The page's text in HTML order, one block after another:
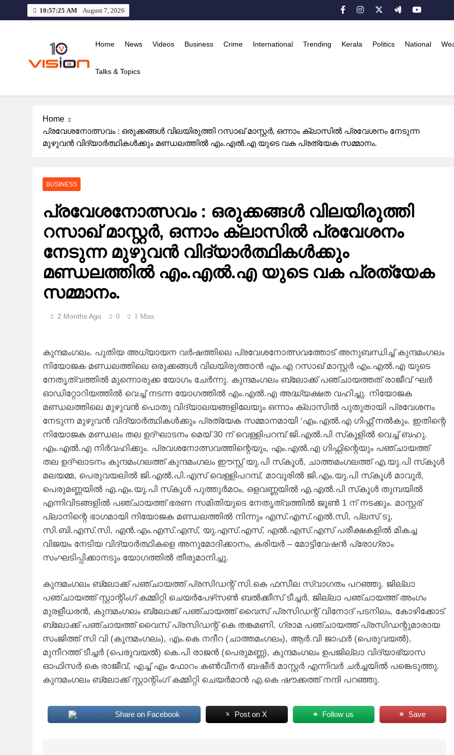
10:57:26 AM August 7, 2026
Home News Videos Business Crime International Trending Kerala Politics National
Talks & Topics
Home
പ്രവേശനോത്സവം : ഒരുക്കങ്ങൾ വിലയിരുത്തി റസാഖ് മാസ്റ്റർ, ഒന്നാം ക്ലാസില്‍ പ്രവേശനം നേടുന്ന
മുഴുവന്‍ വിദ്യാര്‍ത്ഥികള്‍ക്കും മണ്ഡലത്തില്‍ എം.എല്‍.എ യുടെ വക പ്രത്യേക സമ്മാനം.
BUSINESS
പ്രവേശനോത്സവം : ഒരുക്കങ്ങൾ വിലയിരുത്തി
റസാഖ് മാസ്റ്റർ, ഒന്നാം ക്ലാസില്‍ പ്രവേശനം
നേടുന്ന മുഴുവന്‍ വിദ്യാര്‍ത്ഥികള്‍ക്കും
മണ്ഡലത്തില്‍ എം.എല്‍.എ യുടെ വക പ്രത്യേക
സമ്മാനം.
2 Months Ago 0 1 Mins
കുന്ദമംഗലം. പുതിയ അധ്യായന വര്‍ഷത്തിലെ പ്രവേശനോത്സവത്തോട് അനുബന്ധിച്ച് കുന്ദമംഗലം
നിയോജക മണ്ഡലത്തിലെ ഒരുക്കങ്ങള്‍ വിലയിരുത്താന്‍ എം.എ റസാഖ് മാസ്റ്റര്‍ എം.എല്‍.എ യുടെ
നേതൃത്വത്തില്‍ മുന്നൊരുക്ക യോഗം ചേര്‍ന്നു. കുന്ദമംഗലം ബ്ലോക്ക് പഞ്ചായത്തത് രാജീവ് ഘര്‍
ഓഡിറ്റോറിയത്തില്‍ വെച്ച് നടന്ന യോഗത്തില്‍ എം.എല്‍.എ അദ്ധ്യക്ഷത വഹിച്ചു. നിയോജക
മണ്ഡലത്തിലെ മുഴുവന്‍ പൊതു വിദ്യാലയങ്ങളിലേയും ഒന്നാം ക്ലാസില്‍ പുതുതായി പ്രവേശനം
നേടുന്ന മുഴുവന്‍ വിദ്യാര്‍ത്ഥികള്‍ക്കും പ്രത്യേക സമ്മാനമായി ‘എം.എല്‍.എ ഗിഫ്റ്റ്’നല്‍കും. ഇതിന്റെ
നിയോജക മണ്ഡലം തല ഉദ്ഘാടനം മെയ് 30 ന് വെള്ളിപറമ്പ് ജി.എല്‍.പി സ്‌കൂളില്‍ വെച്ച് ബഹു.
എം.എല്‍.എ നിര്‍വഹിക്കും. പ്രവശനോത്സവത്തിന്റെയും, എം.എല്‍.എ ഗിഫ്റ്റിന്റെയും പഞ്ചായത്ത്
തല ഉദ്ഘാടനം കുന്ദമംഗലത്ത് കുന്ദമംഗലം ഈസ്റ്റ് യു.പി സ്‌കൂള്‍, ചാത്തമംഗലത്ത് എ.യു.പി സ്‌കൂള്‍
മലയമ്മ, പെരുവയലില്‍ ജി.എല്‍.പി.എസ് വെള്ളിപറമ്പ്, മാവൂരില്‍ ജി.എം.യു.പി സ്‌കൂള്‍ മാവൂര്‍,
പെരുമണ്ണയില്‍ എ.എം.യു.പി സ്‌കൂള്‍ പുത്തുര്‍മഠം, ഒളവണ്ണയില്‍ എ.എല്‍.പി സ്‌കൂള്‍ തുമ്പയില്‍
എന്നിവിടങ്ങളില്‍ പഞ്ചായത്ത് ഭരണ സമിതിയുടെ നേതൃത്വത്തില്‍ ജൂണ്‍ 1 ന് നടക്കും. മാസ്റ്റര്
പ്ലാനിന്റെ ഭാഗമായി നിയോജക മണ്ഡലത്തില്‍ നിന്നും എസ്.എസ്.എല്‍.സി, പ്ലസ് ടു,
സി.ബി.എസ്.സി, എന്‍.എം.എസ്.എസ്, യു.എസ്.എസ്, എല്‍.എസ്.എസ് പരീക്ഷകളില്‍ മികച്ച
വിജയം നേടിയ വിദ്യാര്‍ത്ഥികളെ അനുമോദിക്കാനം, കരിയര്‍ – മോട്ടിവേഷന്‍ പ്രോഗ്രാം
സംഘടിപ്പിക്കാനടും യോഗത്തില്‍ തീരുമാനിച്ചു.
കുന്ദമംഗലം ബ്ലോക്ക് പഞ്ചായത്ത് പ്രസിഡന്റ് സി.കെ ഫസീല സ്വാഗതം പറഞ്ഞു. ജില്ലാ
പഞ്ചായത്ത് സ്റ്റാന്റിംഗ് കമ്മിറ്റി ചെയര്‍പേഴ്‌സണ്‍ ബല്‍ക്കീസ് ടീച്ചര്‍, ജില്ലാ പഞ്ചായത്ത് അംഗം
മുരളീധരന്‍, കുന്ദമംഗലം ബ്ലോക്ക് പഞ്ചായത്ത് വൈസ് പ്രസിഡന്റ് വിനോദ് പടനിലം, കോഴിക്കോട്
ബ്ലോക്ക് പഞ്ചായത്ത് വൈസ് പ്രസിഡന്റ് കെ തങ്കമണി, ഗ്രാമ പഞ്ചായത്ത് പ്രസിഡന്റുമാരായ
സംജിത്ത് സി വി (കുന്ദമംഗലം), എം.കെ നദീറ (ചാത്തമംഗലം), ആര്‍.വി ജാഫര്‍ (പെരുവയല്‍),
മുനീറത്ത് ടീച്ചര്‍ (പെരുവയല്‍) കെ.പി രാജന്‍ (പെരുമണ്ണ), കുന്ദമംഗലം ഉപജില്ലാ വിദ്യാഭ്യാസ
ഓഫിസർ കെ രാജീവ്‌, എച്ച് എം ഫോറം കൺവീനർ ബഷീർ മാസ്റ്റർ എന്നിവര്‍ ചര്‍ച്ചയില്‍ പങ്കെടുത്തു.
കുന്ദമംഗലം ബ്ലോക്ക് സ്റ്റാന്റിംഗ് കമ്മിറ്റി ചെയര്‍മാന്‍ എ.കെ ഷൗക്കത്ത് നന്ദി പറഞ്ഞു.
Share on Facebook Post on X Follow us Save
CRIME
കുടുംബവഴക്കില്‍ ഇടപെട്ട 17കാരി
പിതാവിന്റെ അടിയേറ്റ്
കൊല്ലപ്പെട്ടു